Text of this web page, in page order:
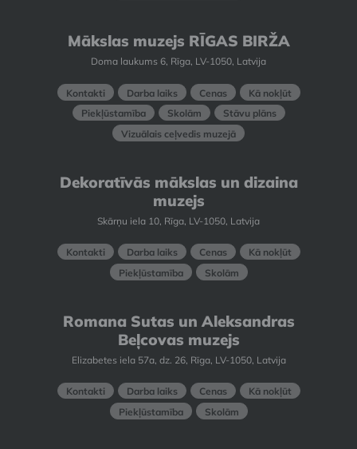
Mākslas muzejs RĪGAS BIRŽA
Doma laukums 6, Rīga, LV-1050, Latvija
Kontakti Darba laiks Cenas
Kā nokļūt
Piekļūstamība
Skolām
Stāvu plāns
Vizuālais ceļvedis muzejā
Dekoratīvās mākslas un dizaina
muzejs
Skārņu iela 10, Rīga, LV-1050, Latvija
Kontakti Darba laiks Cenas
Kā nokļūt
Piekļūstamība
Skolām
Romana Sutas un Aleksandras
Beļcovas muzejs
Elizabetes iela 57a, dz. 26, Rīga, LV-1050, Latvija
Kontakti Darba laiks Cenas
Kā nokļūt
Piekļūstamība
Skolām